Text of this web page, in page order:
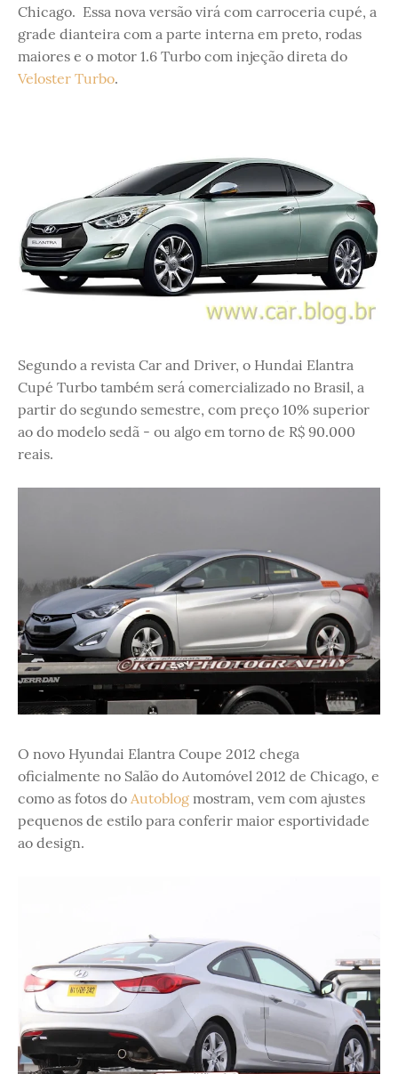
Chicago. Essa nova versão virá com carroceria cupé, a
grade dianteira com a parte interna em preto, rodas
maiores e o motor 1.6 Turbo com injeção direta do
Veloster Turbo.
Segundo a revista Car and Driver, o Hundai Elantra
Cupé Turbo também será comercializado no Brasil, a
partir do segundo semestre, com preço 10% superior
ao do modelo sedã - ou algo em torno de R$ 90.000
reais.
O novo Hyundai Elantra Coupe 2012 chega
oficialmente no Salão do Automóvel 2012 de Chicago, e
como as fotos do Autoblog mostram, vem com ajustes
pequenos de estilo para conferir maior esportividade
ao design.